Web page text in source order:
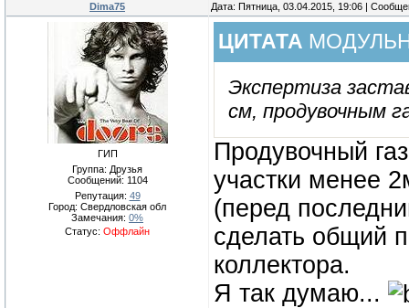
Dima75 Дата: Пятница, 03.04.2015, 19:06 |
ГИП
Группа: Друзья
Сообщений: 1104
Репутация: 49
Город: Свердловская обл
Замечания: 0%
Статус: Оффлайн
ЦИТАТА
Экспертиза
см, продувочным
Продувочный
участки менее
(перед
сделать общий
коллектора.
Я так думаю...